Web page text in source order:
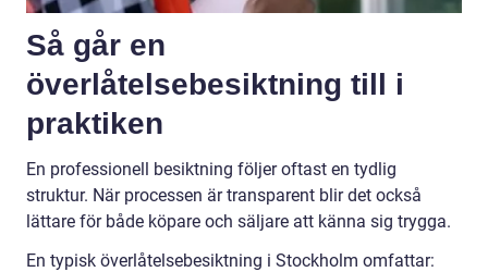
Så går en
överlåtelsebesiktning till i
praktiken
En professionell besiktning följer oftast en tydlig
struktur. När processen är transparent blir det också
lättare för både köpare och säljare att känna sig trygga.
En typisk överlåtelsebesiktning i Stockholm omfattar: